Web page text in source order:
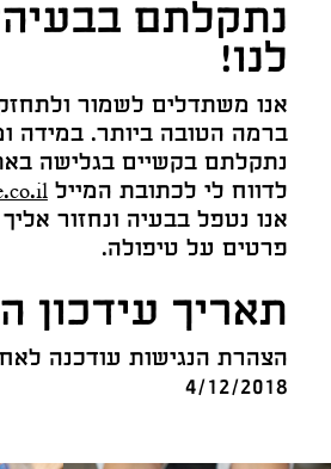
נתקלתם
לנו!
אנו משתדלים לשמור
ברמה הטובה ביותר. במידה
נתקלתם בקשיים בגלישה
לדווח לי לכתובת המייל
אנו נטפל בבעיה ונחזור
פרטים על טיפולה.
תאריך עידכון
הצהרת הנגישות עודכנה
4/12/2018